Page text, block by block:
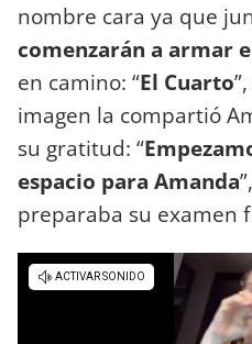
nombre cara ya que
comenzarán a armar
en camino: “El Cuarto
imagen la compartió
su gratitud: “
espacio para Amanda
preparaba su examen